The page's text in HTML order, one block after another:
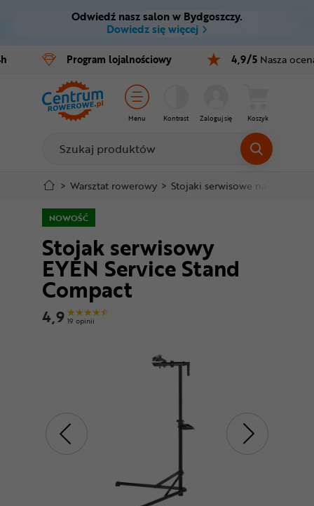
Ctrl M
Menu główne
Informacje o produkcie
Do koszyka
Szczegółowe informacje
Mapa strony
Odwiedź nasz salon w Bydgoszczy.
Dowiedz się więcej
Program lojalnościowy 4,9/5 Nasza
Menu Kontrast Zaloguj się Koszyk
Rowery
E-bike
Części
Akcesoria
Odzież
Kaski
Buty
Warsztat
Odżywki
> Warsztat rowerowy > Stojaki serwisowe na rower
NOWOŚĆ
Stojak serwisowy
EYEN Service Stand
Compact
4,9 19 opinii